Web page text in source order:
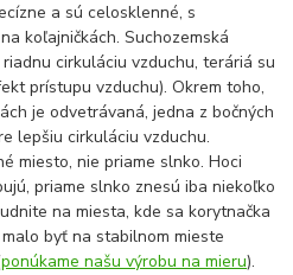
a sú celosklenné, s
koľajničkách. Suchozemská
cirkuláciu vzduchu, teráriá su
prístupu vzduchu). Okrem toho,
je odvetrávaná, jedna z bočných
lepšiu cirkuláciu vzduchu.
miesto, nie priame slnko. Hoci
priame slnko znesú iba niekoľko
na miesta, kde sa korytnačka
byť na stabilnom mieste
ponúkame našu výrobu na mieru).